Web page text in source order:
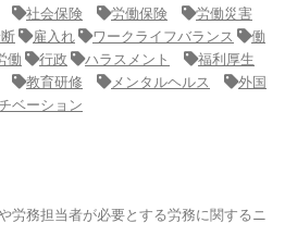
社会保険 労働保険
労働災害
雇入れ ワークライフバランス
働
働 行政 ハラスメント
福利厚生
教育研修 メンタルヘルス
外国
ベーション
労務担当者が必要とする労務に関するニ